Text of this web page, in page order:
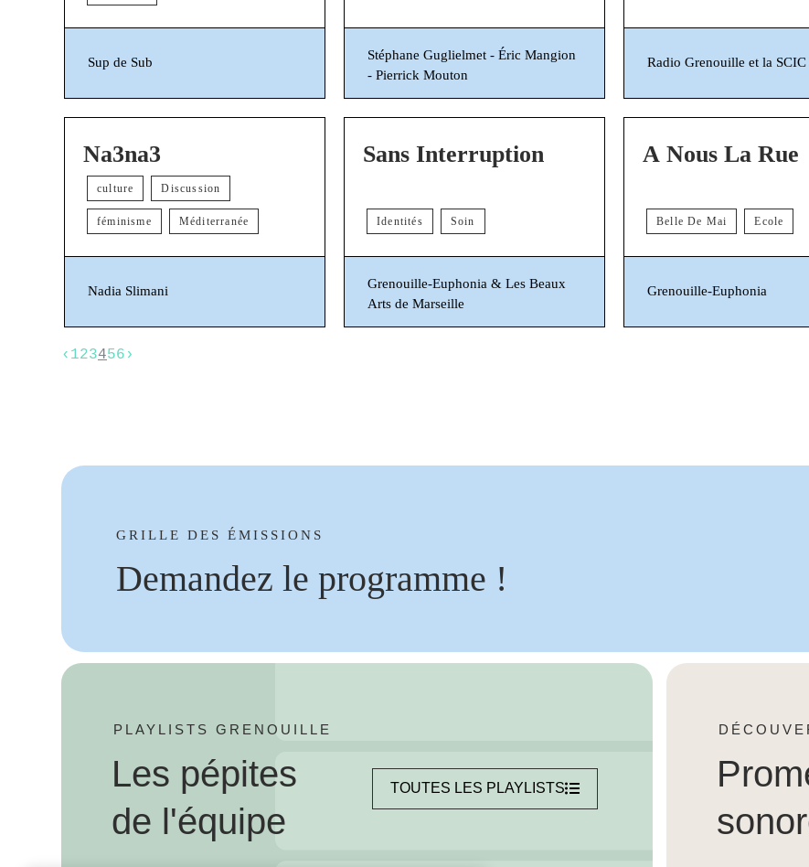
Sup de Sub
Stéphane Guglielmet - Éric Mangion
- Pierrick Mouton
Radio Grenouille et la SCIC
Na3na3
culture Discussion
féminisme Méditerranée
Nadia Slimani
Sans Interruption
Identités Soin
Grenouille-Euphonia & Les Beaux
Arts de Marseille
A Nous La Rue
Belle De Mai Ecole
Grenouille-Euphonia
‹ 123456 ›
GRILLE DES ÉMISSIONS
Demandez le programme !
PLAYLISTS GRENOUILLE
Les pépites
de l'équipe
TOUTES LES PLAYLISTS